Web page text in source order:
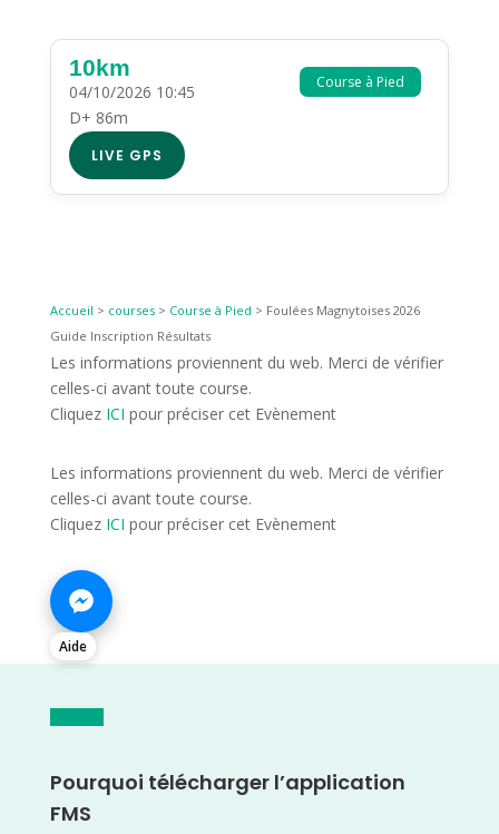
Course à Pied
10km
04/10/2026 10:45
D+ 86m
LIVE GPS
Accueil > courses> Course à Pied > Foulées Magnytoises 2026
Guide Inscription Résultats
Les informations proviennent du web. Merci de vérifier
celles-ci avant toute course.
Cliquez ICI pour préciser cet Evènement
Les informations proviennent du web. Merci de vérifier
celles-ci avant toute course.
Cliquez ICI pour préciser cet Evènement
Aide
Pourquoi télécharger l’application
FMS